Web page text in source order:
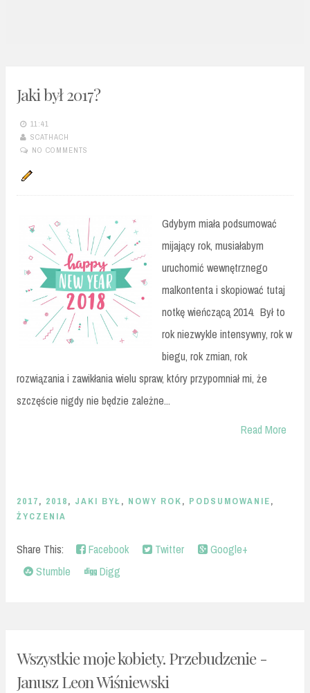
Jaki był 2017?
11:41
SCATHACH
NO COMMENTS
Gdybym miała podsumować
mijający rok, musiałabym
uruchomić wewnętrznego
malkontenta i skopiować tutaj
notkę wieńczącą 2014. Był to
rok niezwykle intensywny, rok w
biegu, rok zmian, rok
rozwiązania i zawikłania wielu spraw, który przypomniał mi, że
szczęście nigdy nie będzie zależne...
Read More
2017, 2018, JAKI BYŁ, NOWY ROK, PODSUMOWANIE,
ŻYCZENIA
Share This: Facebook Twitter
Google+
Stumble
Digg
Wszystkie moje kobiety. Przebudzenie -
Janusz Leon Wiśniewski